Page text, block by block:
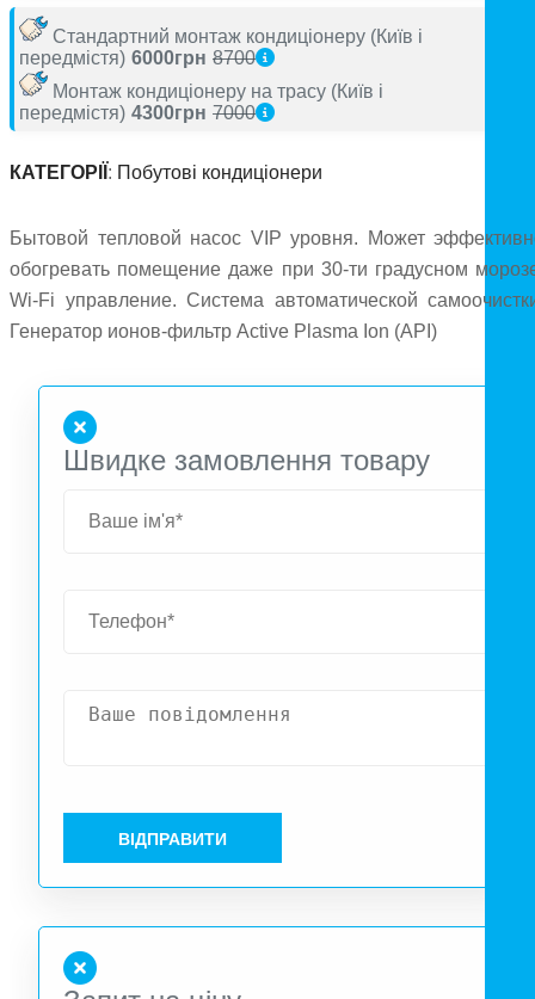
Стандартний монтаж кондиціонеру (Київ і
передмістя) 6000грн 8700
Монтаж кондиціонеру на трасу (Київ і
передмістя) 4300грн 7000
КАТЕГОРІЇ : Побутові кондиціонери
Бытовой тепловой насос VIP уровня. Может
обогревать помещение даже при 30-ти градусном
Wi-Fi управление. Система автоматической
Генератор ионов-фильтр Active Plasma Ion (API)
Швидке замовлення товару
ВІДПРАВИТИ